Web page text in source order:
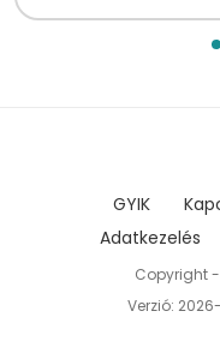
GYIK
Adatkezelés
Copyright
Verzió: